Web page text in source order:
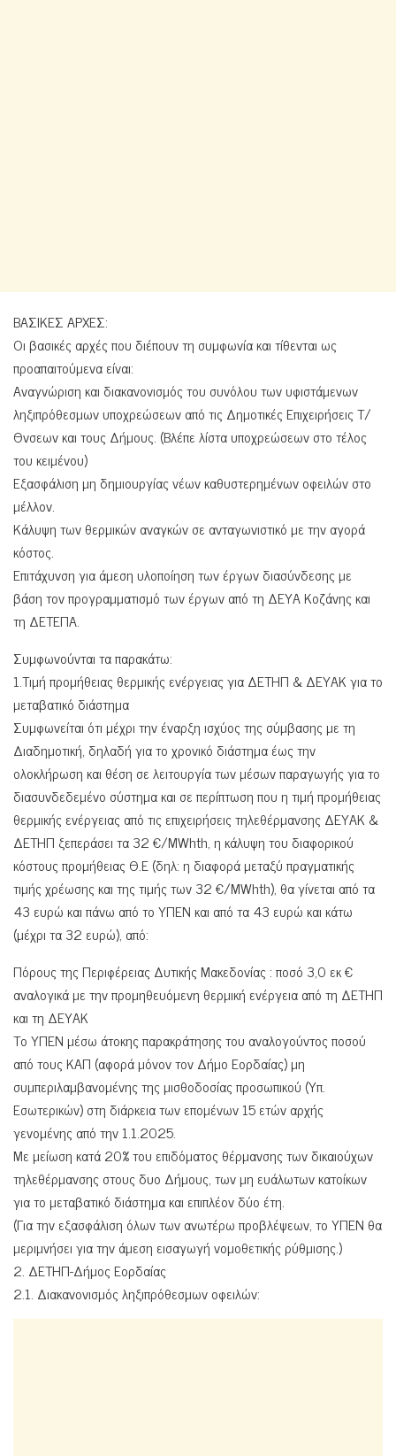
ΒΑΣΙΚΕΣ ΑΡΧΕΣ:
Οι βασικές αρχές που διέπουν τη συμφωνία και τίθενται ως
προαπαιτούμενα είναι:
Αναγνώριση και διακανονισμός του συνόλου των υφιστάμενων
ληξιπρόθεσμων υποχρεώσεων από τις Δημοτικές Επιχειρήσεις Τ/
Θνσεων και τους Δήμους. (Βλέπε λίστα υποχρεώσεων στο τέλος
του κειμένου)
Εξασφάλιση μη δημιουργίας νέων καθυστερημένων οφειλών στο
μέλλον.
Κάλυψη των θερμικών αναγκών σε ανταγωνιστικό με την αγορά
κόστος.
Επιτάχυνση για άμεση υλοποίηση των έργων διασύνδεσης με
βάση τον προγραμματισμό των έργων από τη ΔΕΥΑ Κοζάνης και
τη ΔΕΤΕΠΑ.
Συμφωνούνται τα παρακάτω:
1.Τιμή προμήθειας θερμικής ενέργειας για ΔΕΤΗΠ & ΔΕΥΑΚ για τo
μεταβατικό διάστημα
Συμφωνείται ότι μέχρι την έναρξη ισχύος της σύμβασης με τη
Διαδημοτική, δηλαδή για το χρονικό διάστημα έως την
ολοκλήρωση και θέση σε λειτουργία των μέσων παραγωγής για το
διασυνδεδεμένο σύστημα και σε περίπτωση που η τιμή προμήθειας
θερμικής ενέργειας από τις επιχειρήσεις τηλεθέρμανσης ΔΕΥΑΚ &
ΔΕΤΗΠ ξεπεράσει τα 32 €/MWhth, η κάλυψη του διαφορικού
κόστους προμήθειας Θ.Ε (δηλ: η διαφορά μεταξύ πραγματικής
τιμής χρέωσης και της τιμής των 32 €/MWhth), θα γίνεται από τα
43 ευρώ και πάνω από το ΥΠΕΝ και από τα 43 ευρώ και κάτω
(μέχρι τα 32 ευρώ), από:
Πόρους της Περιφέρειας Δυτικής Μακεδονίας : ποσό 3,0 εκ €
αναλογικά με την προμηθευόμενη θερμική ενέργεια από τη ΔΕΤΗΠ
και τη ΔΕΥΑΚ
Το ΥΠΕΝ μέσω άτοκης παρακράτησης του αναλογούντος ποσού
από τους ΚΑΠ (αφορά μόνον τον Δήμο Εορδαίας) μη
συμπεριλαμβανομένης της μισθοδοσίας προσωπικού (Υπ.
Εσωτερικών) στη διάρκεια των επομένων 15 ετών αρχής
γενομένης από την 1.1.2025.
Με μείωση κατά 20% του επιδόματος θέρμανσης των δικαιούχων
τηλεθέρμανσης στους δυο Δήμους, των μη ευάλωτων κατοίκων
για το μεταβατικό διάστημα και επιπλέον δύο έτη.
(Για την εξασφάλιση όλων των ανωτέρω προβλέψεων, το ΥΠΕΝ θα
μεριμνήσει για την άμεση εισαγωγή νομοθετικής ρύθμισης.)
2. ΔΕΤΗΠ-Δήμος Εορδαίας
2.1. Διακανονισμός ληξιπρόθεσμων οφειλών: